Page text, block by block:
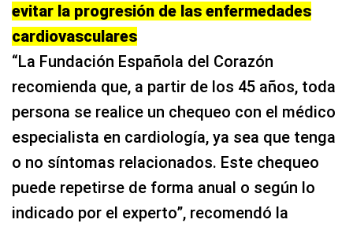
evitar la progresión de las enfermedades
cardiovasculares
“La Fundación Española del Corazón
recomienda que, a partir de los 45 años, toda
persona se realice un chequeo con el médico
especialista en cardiología, ya sea que tenga
o no síntomas relacionados. Este chequeo
puede repetirse de forma anual o según lo
indicado por el experto”, recomendó la